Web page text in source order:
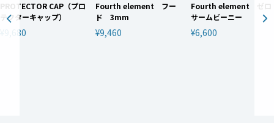
PROTECTOR CAP（プロ
テクターキャップ）
¥9,680
Fourth element フー
ド 3mm
¥9,460
Fourth element ゼロ
サームビーニー
¥6,600